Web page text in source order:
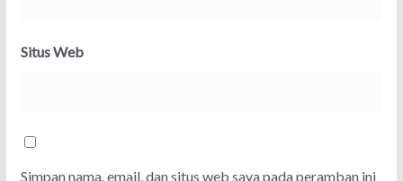
Situs Web
Simpan nama, email, dan situs web saya pada peramban ini